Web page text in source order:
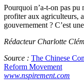
Pourquoi n’a-t-on pas
profiter aux agriculteurs,
gouvernement ? C’est
Rédacteur Charlotte
Source : The Chinese
Reform Movement
www.nspirement.com